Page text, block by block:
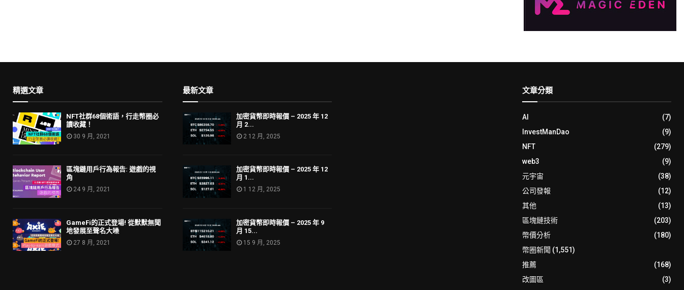
精選文章
NFT社群68個術語，行走幣圈必
讀收藏！
30 9 月, 2021
區塊鏈用戶行為報告: 遊戲的視
角
24 9 月, 2021
GameFi的正式登場! 從默默無聞
地發展至聲名大噪
27 8 月, 2021
最新文章
加密貨幣即時報價 – 2025 年 12
月 2...
2 12 月, 2025
加密貨幣即時報價 – 2025 年 12
月 1...
1 12 月, 2025
加密貨幣即時報價 – 2025 年 9
月 15...
15 9 月, 2025
文章分類
AI
(7)
InvestManDao
(9)
NFT
(279)
web3
(9)
元宇宙
(38)
公司發報
(12)
其他
(13)
區塊鏈技術
(203)
幣價分析
(180)
幣圈新聞 (1,551)
推薦
(168)
改圖區
(3)